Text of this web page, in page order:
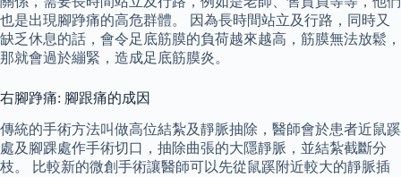
也是出現腳踭痛的高危群體。 因為長時間站立及行路，同時又
缺乏休息的話，會令足底筋膜的負荷越來越高，筋膜無法放鬆，
那就會過於繃緊，造成足底筋膜炎。
右腳踭痛: 腳跟痛的成因
傳統的手術方法叫做高位結紮及靜脈抽除，醫師會於患者近鼠蹊
處及腳踝處作手術切口，抽除曲張的大隱靜脈，並結紮截斷分
枝。 比較新的微創手術讓醫師可以先從鼠蹊附近較大的靜脈插